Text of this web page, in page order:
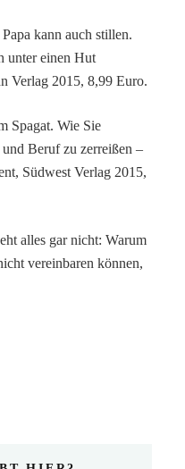
kann auch stillen.
unter einen Hut
Verlag 2015, 8,99 Euro.
Spagat.Wie Sie
Beruf zu zerreißen –
, Südwest Verlag 2015,
alles gar nicht: Warum
vereinbaren können,